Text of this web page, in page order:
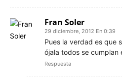
Fran Soler
29 diciembre, 2012 En 0:39
Pues la verdad es que
ójala todos se cumplan
Respuesta